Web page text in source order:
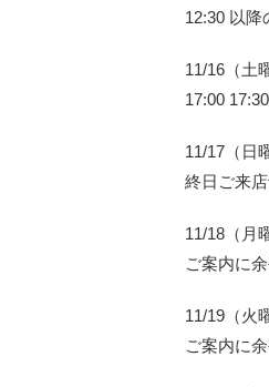
12:30 以降
11/16（土
17:00
11/17（日
終日ご来
11/18（月
ご案内に
11/19（火
ご案内に